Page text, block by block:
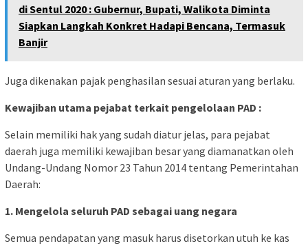
di Sentul 2020 : Gubernur, Bupati, Walikota Diminta
Siapkan Langkah Konkret Hadapi Bencana, Termasuk
Banjir
Juga dikenakan pajak penghasilan sesuai aturan yang berlaku.
Kewajiban utama pejabat terkait pengelolaan PAD :
Selain memiliki hak yang sudah diatur jelas, para pejabat
daerah juga memiliki kewajiban besar yang diamanatkan oleh
Undang-Undang Nomor 23 Tahun 2014 tentang Pemerintahan
Daerah:
1. Mengelola seluruh PAD sebagai uang negara
Semua pendapatan yang masuk harus disetorkan utuh ke kas